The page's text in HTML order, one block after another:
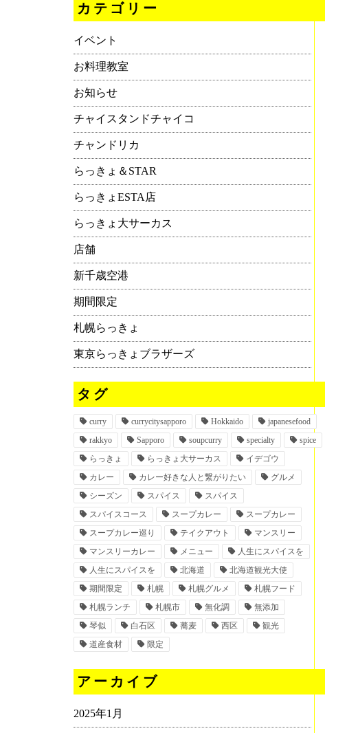
カテゴリー
イベント
お料理教室
お知らせ
チャイスタンドチャイコ
チャンドリカ
らっきょ＆STAR
らっきょESTA店
らっきょ大サーカス
店舗
新千歳空港
期間限定
札幌らっきょ
東京らっきょブラザーズ
タグ
curry currycitysapporo Hokkaido
japanesefood
rakkyo
Sapporo soupcurry specialty
spice
らっきょ
らっきょ大サーカス
イデゴウ
カレー
カレー好きな人と繋がりたい
グルメ
シーズン
スパイス
スパイス
スパイスコース
スープカレー
スープカレー
スープカレー巡り
テイクアウト
マンスリー
マンスリーカレー
メニュー
人生にスパイスを
人生にスパイスを
北海道
北海道観光大使
期間限定
札幌 札幌グルメ
札幌フード
札幌ランチ
札幌市 無化調
無添加
琴似
白石区 蕎麦 西区
観光
道産食材
限定
アーカイブ
2025年1月